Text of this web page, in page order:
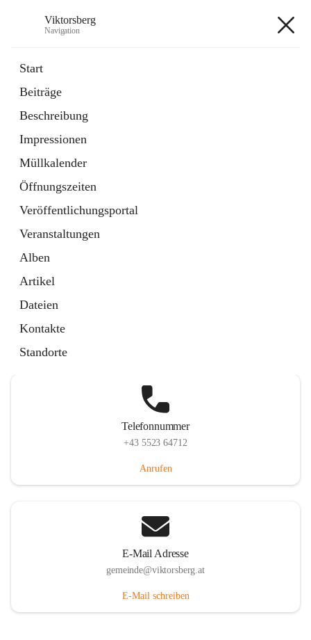
Viktorsberg
Navigation
Start
Beiträge
Beschreibung
Impressionen
Müllkalender
Öffnungszeiten
Veröffentlichungsportal
Veranstaltungen
Alben
Artikel
Dateien
Kontakte
Standorte
1 Schnellzugriff
Bürgerservice
10 Schnellzugriffe
Telefonnummer
+43 5523 64712
Anrufen
E-Mail Adresse
gemeinde@viktorsberg.at
E-Mail schreiben